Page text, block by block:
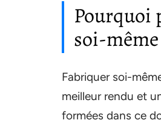
Pourquoi
soi-même
Fabriquer soi-
meilleur rendu et
formées dans ce